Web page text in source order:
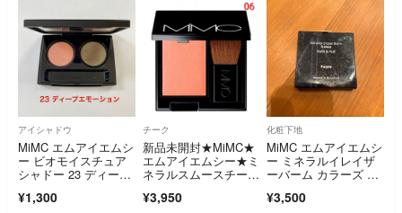
アイシャドウ
MiMC エムアイエムシ
ー ビオモイスチュア
シャドー 23 ディープ
¥1,300
チーク
新品未開封★MiMC★
エムアイエムシー★ミ
ネラルスムースチーク
¥3,950
化粧下地
MiMC エムアイエムシ
ー ミネラルイレイザ
ーバーム カラーズ 0
¥3,500